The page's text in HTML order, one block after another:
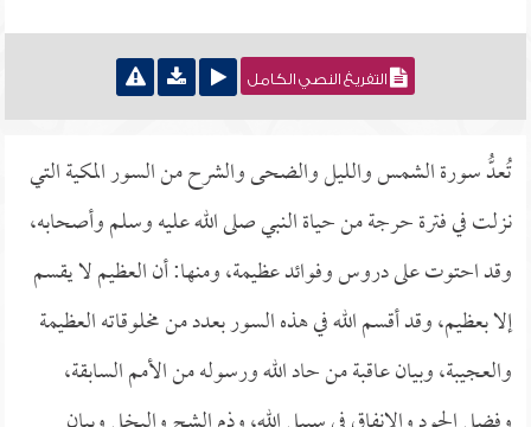
التفريغ النصي الكامل
تُعدُّ سورة الشمس والليل والضحى والشرح من السور المكية التي
نزلت في فترة حرجة من حياة النبي صلى الله عليه وسلم وأصحابه،
وقد احتوت على دروس وفوائد عظيمة، ومنها: أن العظيم لا يقسم
إلا بعظيم، وقد أقسم الله في هذه السور بعدد من مخلوقاته العظيمة
والعجيبة، وبيان عاقبة من حاد الله ورسوله من الأمم السابقة،